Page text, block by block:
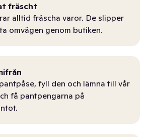
fräscht
alltid fräscha varor. De slipper
omvägen genom butiken.
fyll den och lämna till vår
få pantpengarna på